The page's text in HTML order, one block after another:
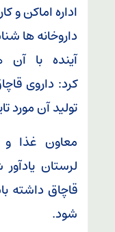
اداره اماکن و
داروخانه ها
آینده با
کرد: داروی
تولید آن مورد
معاون غذا و
لرستان
قاچاق داشته
شود.